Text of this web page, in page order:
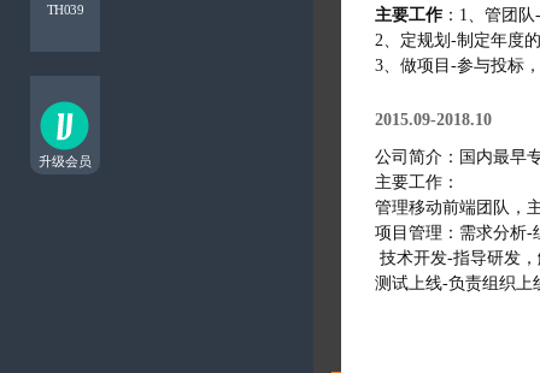
TH039
升级会员
主要工作 ：1、管团
2、定规划-制定年度
3、做项目-参与投标
2015.09-2018.10
公司简介：国内最早
主要工作：
管理移动前端团队，
项目管理：需求分析-
技术开发-指导研发
测试上线-负责组织上